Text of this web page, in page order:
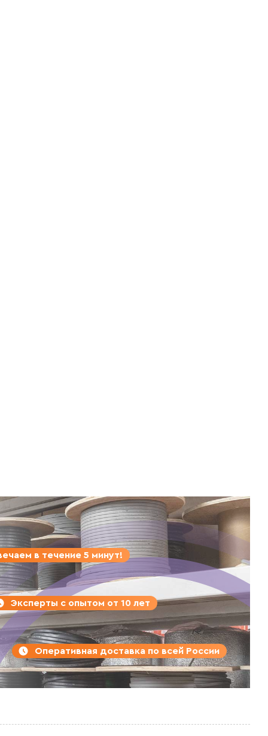
в течение 5 минут!
Эксперты с опытом от 10 лет
Оперативная доставка по всей России